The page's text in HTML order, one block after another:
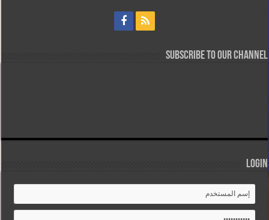
Subscribe to our Channel
Login